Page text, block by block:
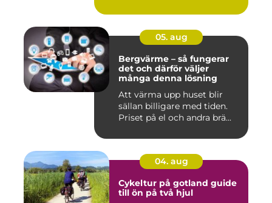
05. aug
Bergvärme – så fungerar
det och därför väljer
många denna lösning
Att värma upp huset blir
sällan billigare med tiden.
Priset på el och andra brä...
04. aug
Cykeltur på gotland guide
till ön på två hjul